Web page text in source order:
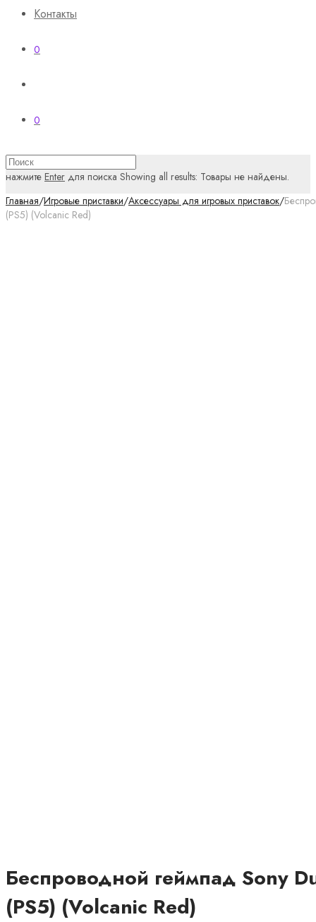
Контакты
0
0
нажмите Enter для поиска Showing all results: Товары не найдены.
Главная/Игровые приставки/Аксессуары для игровых приставок/
(PS5) (Volcanic Red)
Беспроводной геймпад Sony
(PS5) (Volcanic Red)